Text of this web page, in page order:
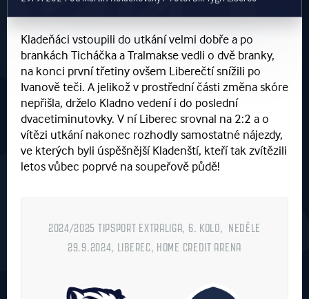
Kladeňáci vstoupili do utkání velmi dobře a po
brankách Ticháčka a Tralmakse vedli o dvě branky,
na konci první třetiny ovšem Liberečtí snížili po
Ivanově teči. A jelikož v prostřední části změna skóre
nepřišla, drželo Kladno vedení i do poslední
dvacetiminutovky. V ní Liberec srovnal na 2:2 a o
vítězi utkání nakonec rozhodly samostatné nájezdy,
ve kterých byli úspěšnější Kladenští, kteří tak zvítězili
letos vůbec poprvé na soupeřově půdě!
2024/2025 TIPSPORT EXTRALIGA, 6. KOLO, NEDĚLE
29.9.2024, LIBEREC, HOME CREDIT ARENA